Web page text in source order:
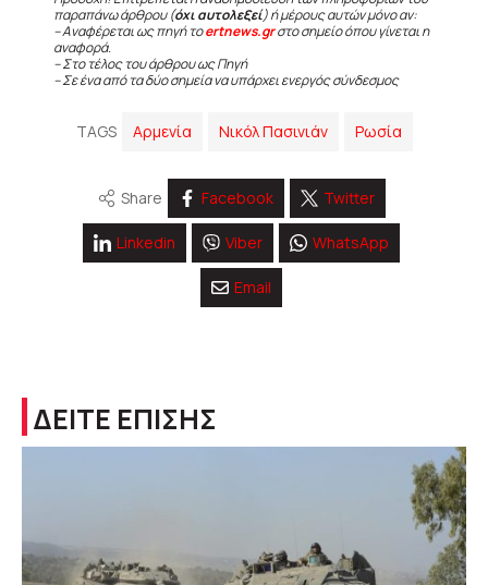
παραπάνω άρθρου (όχι αυτολεξεί) ή μέρους αυτών μόνο αν:
– Αναφέρεται ως πηγή τοertnews.grστο σημείο όπου γίνεται η
αναφορά.
– Στο τέλος του άρθρου ως Πηγή
– Σε ένα από τα δύο σημεία να υπάρχει ενεργός σύνδεσμος
TAGS Αρμενία Νικόλ Πασινιάν Ρωσία
Share Facebook Twitter
Linkedin Viber WhatsApp
Email
ΔΕΙΤΕ ΕΠΙΣΗΣ